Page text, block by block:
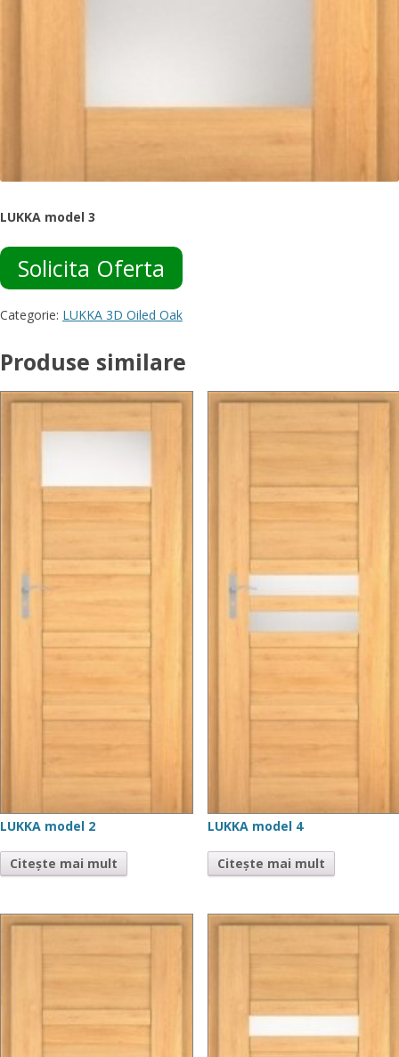
LUKKA model 3
Solicita Oferta
Categorie: LUKKA 3D Oiled Oak
Produse similare
LUKKA model 2
Citește mai mult
LUKKA model 4
Citește mai mult